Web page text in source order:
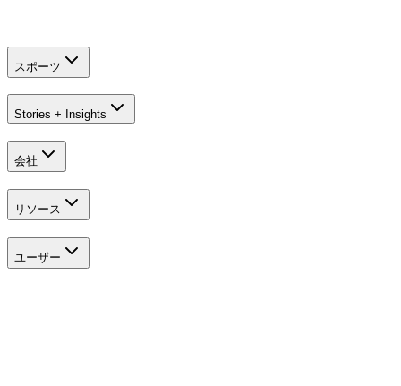
スポーツ
Stories + Insights
会社
リソース
ユーザー